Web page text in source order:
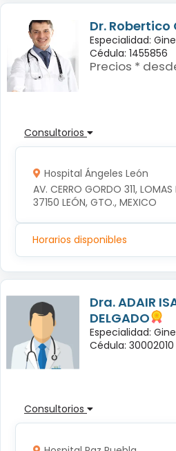
Dr.
Especialidad:
Cédula: 1455856
Precios *
Consultorios
Hospital Ángeles León
AV. CERRO GORDO 311, LOMAS
37150 LEÓN, GTO., MEXICO
Horarios disponibles
Dra. ADAIR
DELGADO
Especialidad:
Cédula: 30002010
Consultorios